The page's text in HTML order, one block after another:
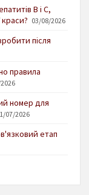
В і С,
03/08/2026
після
правила
номер для
07/2026
етап